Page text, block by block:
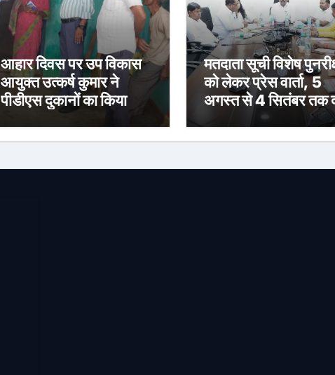
आहार दिवस पर उप विकास
आयुक्त उत्कर्ष कुमार ने
पीडीएस दुकानों का किया
वितरण के दिए निर्देश
मतदाता सूची विशेष
को लेकर प्रेस वार्ता, 5
अगस्त से 4 सितंबर तक
होंगे दावा-आपत्ति